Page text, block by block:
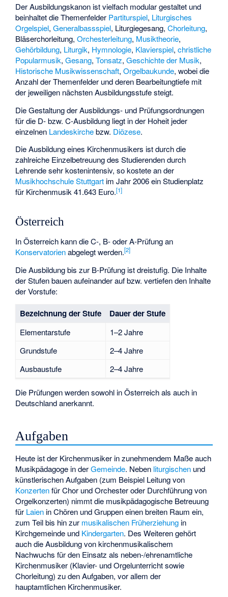
Der Ausbildungskanon ist vielfach modular gestaltet und
beinhaltet die Themenfelder Partiturspiel, Liturgisches
Orgelspiel,Generalbassspiel, Liturgiegesang,Chorleitung,
Bläserchorleitung,Orchesterleitung, Musiktheorie,
Gehörbildung, Liturgik, Hymnologie, Klavierspiel,christliche
Popularmusik,Gesang,Tonsatz,Geschichte der Musik,
Historische Musikwissenschaft,Orgelbaukunde, wobei die
Anzahl der Themenfelder und deren Bearbeitungtiefe mit
der jeweiligen nächsten Ausbildungsstufe steigt.
Die Gestaltung der Ausbildungs- und Prüfungsordnungen
für die D- bzw. C-Ausbildung liegt in der Hoheit jeder
einzelnen Landeskirchebzw. Diözese.
Die Ausbildung eines Kirchenmusikers ist durch die
zahlreiche Einzelbetreuung des Studierenden durch
Lehrende sehr kostenintensiv, so kostete an der
Musikhochschule Stuttgart im Jahr 2006 ein Studienplatz
für Kirchenmusik 41.643 Euro.[1]
Österreich
In Österreich kann die C-, B- oder A-Prüfung an
Konservatorienabgelegt werden.[2]
Die Ausbildung bis zur B-Prüfung ist dreistufig. Die Inhalte
der Stufen bauen aufeinander auf bzw. vertiefen den Inhalte
der Vorstufe:
Bezeichnung der Stufe Dauer der Stufe
Elementarstufe
1–2 Jahre
Grundstufe
2–4 Jahre
Ausbaustufe
2–4 Jahre
Die Prüfungen werden sowohl in Österreich als auch in
Deutschland anerkannt.
Aufgaben
Heute ist der Kirchenmusiker in zunehmendem Maße auch
Musikpädagoge in derGemeinde. Neben liturgischen und
künstlerischen Aufgaben (zum Beispiel Leitung von
Konzertenfür Chor und Orchester oder Durchführung von
Orgelkonzerten) nimmt die musikpädagogische Betreuung
für Laien in Chören und Gruppen einen breiten Raum ein,
zum Teil bis hin zur musikalischen Früherziehung in
Kirchgemeinde und Kindergarten. Des Weiteren gehört
auch die Ausbildung von kirchenmusikalischem
Nachwuchs für den Einsatz als neben-/ehrenamtliche
Kirchenmusiker (Klavier- und Orgelunterricht sowie
Chorleitung) zu den Aufgaben, vor allem der
hauptamtlichen Kirchenmusiker.